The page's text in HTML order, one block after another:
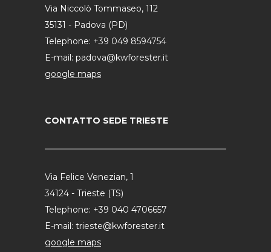
Via Niccolò Tommaseo, 112
35131 - Padova (PD)
Telephone: +39 049 8594754
E-mail: padova@kwforester.it
google maps
CONTATTO SEDE TRIESTE
Via Felice Venezian, 1
34124 - Trieste (TS)
Telephone: +39 040 4706657
E-mail: trieste@kwforester.it
google maps